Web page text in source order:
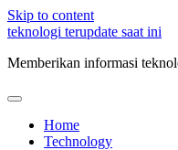
Skip to content
teknologi terupdate saat ini
Memberikan informasi
Home
Technology